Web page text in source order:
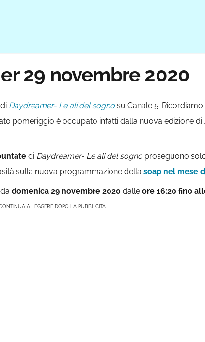
29 novembre 2020
Daydreamer- Le ali del sogno su Canale 5.
pomeriggio è occupato infatti dalla nuova edizione di
di Daydreamer- Le ali del sogno proseguono
sulla nuova programmazione della soap nel mese
domenica 29 novembre 2020 dalle ore 16:20 fino
A LEGGERE DOPO LA PUBBLICITÀ